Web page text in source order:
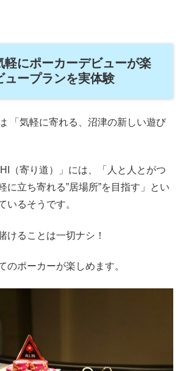
軽にポーカーデビューが楽
ュープランを実体験
「気軽に寄れる、沼津の新しい遊び
（寄り道）」には、「人と人とがつ
に立ち寄れる”居場所”を目指す」とい
いるそうです。
けることは一切ナシ！
のポーカーが楽しめます。